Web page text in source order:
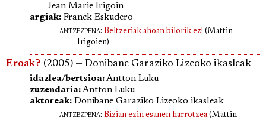
Jean Marie Irigoin
argiak: Franck Eskudero
antzezpena: Beltzeriak ahoan bilorik ez! (Mattin
Irigoien)
Eroak? (2005) — Donibane Garaziko Lizeoko ikasleak
idazlea/bertsioa:Antton Luku
zuzendaria:Antton Luku
aktoreak: Donibane Garaziko Lizeoko ikasleak
antzezpena: Bizian ezin esanen harrotzea(Mattin